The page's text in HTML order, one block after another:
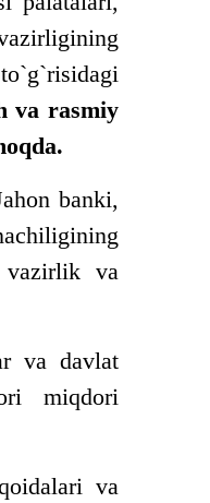
va rasmiy
banki,
vazirlik va
va davlat
miqdori
va